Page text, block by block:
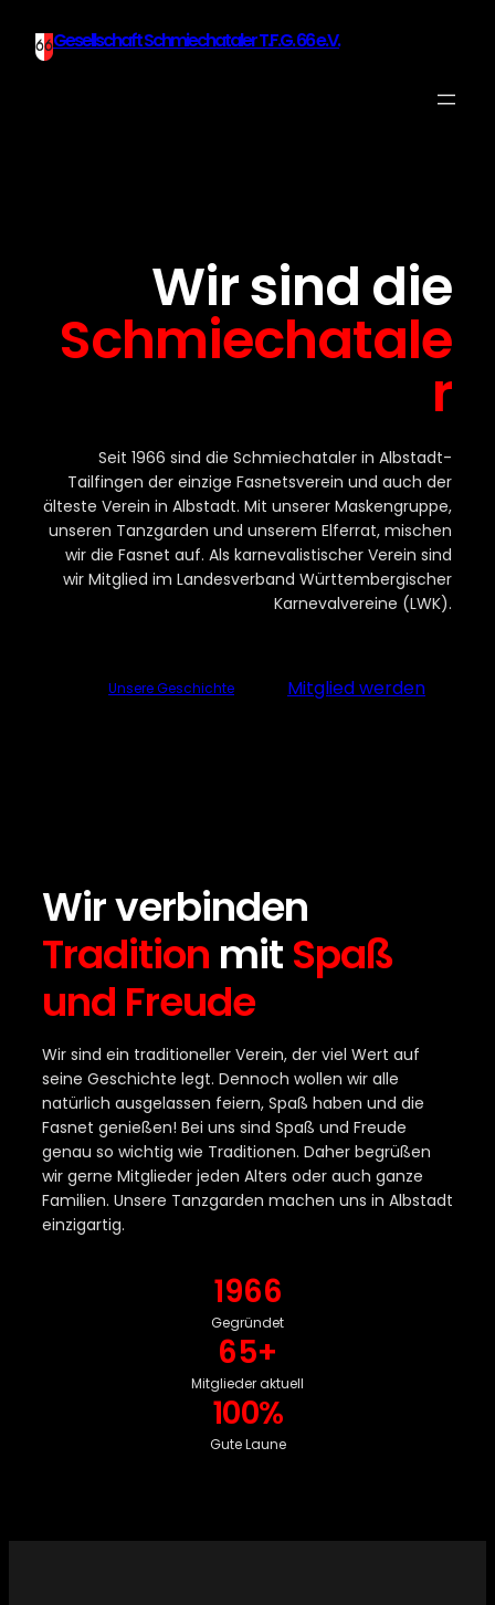
InhaltGesellschaft Schmiechataler T.F.G. 66 e.V.
Wir sind die
Schmiechatale
r
Seit 1966 sind die Schmiechataler in Albstadt-
Tailfingen der einzige Fasnetsverein und auch der
älteste Verein in Albstadt. Mit unserer Maskengruppe,
unseren Tanzgarden und unserem Elferrat, mischen
wir die Fasnet auf. Als karnevalistischer Verein sind
wir Mitglied im Landesverband Württembergischer
Karnevalvereine (LWK).
Unsere Geschichte Mitglied werden
Wir verbinden
Tradition mitSpaß
und Freude
Wir sind ein traditioneller Verein, der viel Wert auf
seine Geschichte legt. Dennoch wollen wir alle
natürlich ausgelassen feiern, Spaß haben und die
Fasnet genießen! Bei uns sind Spaß und Freude
genau so wichtig wie Traditionen. Daher begrüßen
wir gerne Mitglieder jeden Alters oder auch ganze
Familien. Unsere Tanzgarden machen uns in Albstadt
einzigartig.
1966
Gegründet
65+
Mitglieder aktuell
100%
Gute Laune